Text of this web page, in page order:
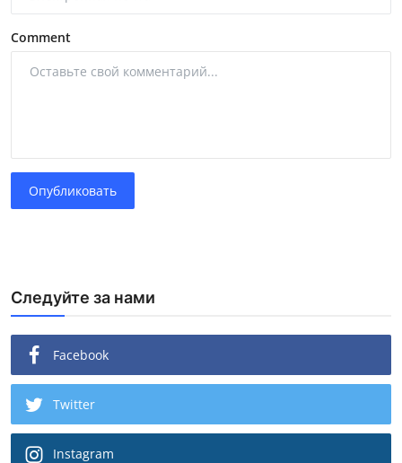
Comment
Опубликовать
Следуйте за нами
Facebook
Twitter
Instagram